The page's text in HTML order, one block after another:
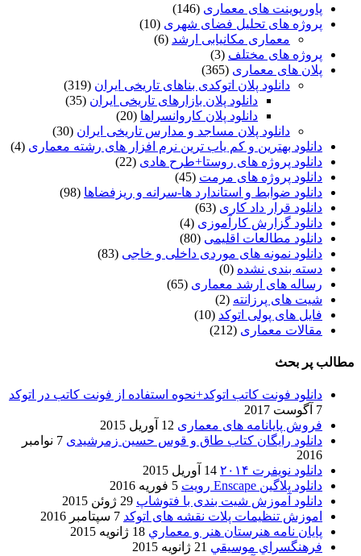
پاورپوینت های معماری (146)
پروژه های تحلیل فضای شهری (10)
معماری مکانیابی ارشد (6)
پروژه های مختلف (3)
پلان های معماری (365)
دانلود پلان اتوکدی بناهای تاریخی ایران (319)
دانلود پلان بازارهای تاریخی ایران (35)
دانلود پلان کاروانسراها (20)
دانلود پلان مساجد و مدارس تاریخی ایران (30)
دانلود بهترین و کم یاب ترین نرم افزار های رشته معماری (4)
دانلود پروژه های روستا+طرح هادی (22)
دانلود پروژه های مرمت (45)
دانلود ضوابط و استاندارد ها-سرانه و ریزفضاها (98)
دانلود قرار داد کاری (63)
دانلود گزارش کارآموزی (4)
دانلود مطالعات اقلیمی (80)
دانلود نمونه های موردی داخلی و خاجی (83)
دسته بندی نشده (0)
رساله های ارشد معماری (65)
شیت های پرزانته (2)
فایل های پولی اتوکد (10)
مقالات معماری (212)
مطالب پر بحث
دانلود فونت کاتب اتوکد+نحوه استفاده از فونت کاتب در اتوکد
7 آگوست 2017
فروش پایانامه های معماری 12 آوریل 2015
دانلود رایگان کتاب طاق و قوس حسین زمرشیدی
7 نوامبر
2016
دانلود نویفرت ۲۰۱۴
14 آوریل 2015
دانلود پلاگین Enscape رویت
5 فوریه 2016
دانلود آموزش شیت بندی با فتوشاپ 29 ژوئن 2015
اموزش تنظیمات پلات نقشه های اتوکد 7 سپتامبر 2016
پایان نامه هنرستان هنر و معماري 18 ژانویه 2015
فرهنگسراي موسيقي 21 ژانویه 2015